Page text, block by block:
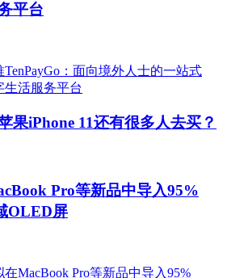
平台
果iPhone 11还有很多人去买？
Pro等新品中导入95%
OLED屏